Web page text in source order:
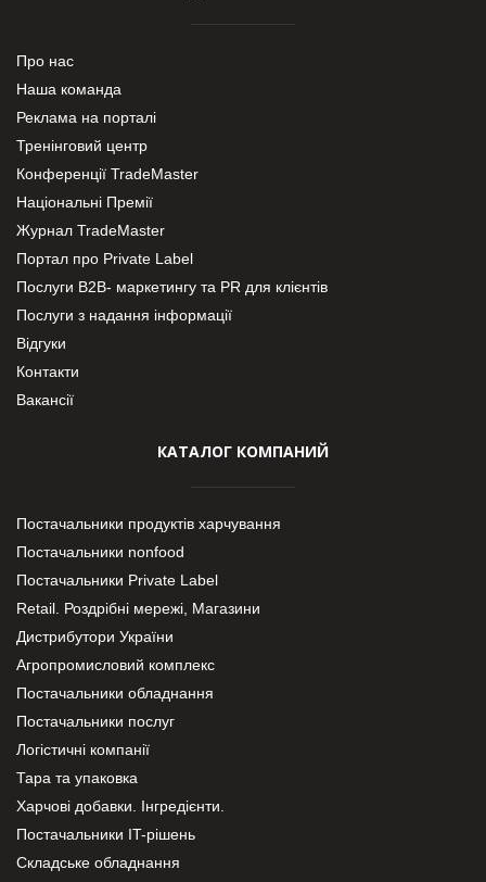
Про нас
Наша команда
Реклама на порталі
Тренінговий центр
Конференції TradeMaster
Національні Премії
Журнал TradeMaster
Портал про Private Label
Послуги В2В- маркетингу та PR для клієнтів
Послуги з надання інформації
Відгуки
Контакти
Вакансії
КАТАЛОГ КОМПАНИЙ
Постачальники продуктів харчування
Постачальники nonfood
Постачальники Private Label
Retail. Роздрібні мережі, Магазини
Дистрибутори України
Агропромисловий комплекс
Постачальники обладнання
Постачальники послуг
Логістичні компанії
Тара та упаковка
Харчові добавки. Інгредієнти.
Постачальники IT-рішень
Складське обладнання